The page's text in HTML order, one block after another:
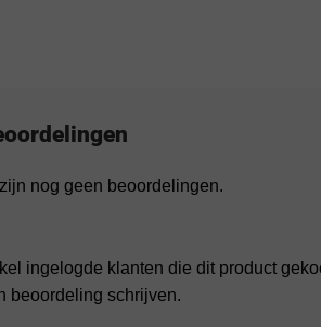
nog geen beoordelingen.
ingelogde klanten die dit product
beoordeling schrijven.